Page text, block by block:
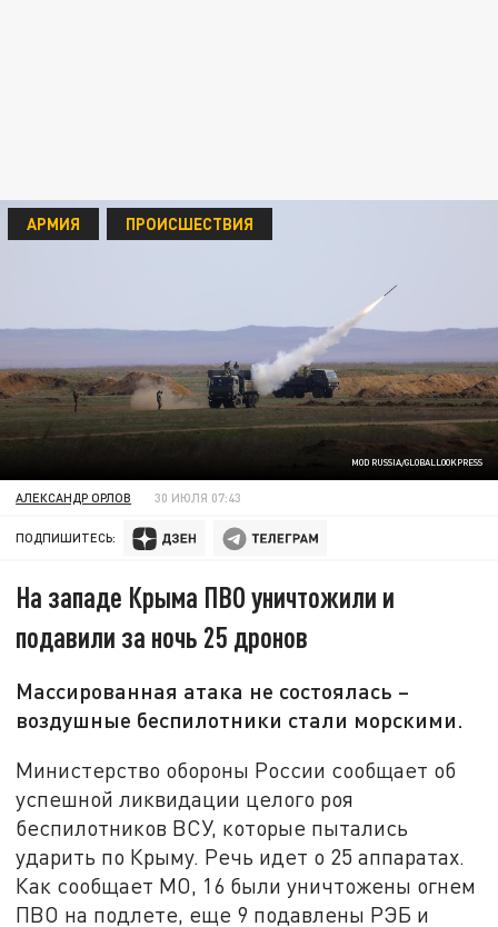
MOD RUSSIA/GLOBALLOOKPRESS
АРМИЯ ПРОИСШЕСТВИЯ
АЛЕКСАНДР ОРЛОВ 30 ИЮЛЯ 07:43
ПОДПИШИТЕСЬ:
На западе Крыма ПВО уничтожили и
подавили за ночь 25 дронов
Массированная атака не состоялась –
воздушные беспилотники стали морскими.
Министерство обороны России сообщает об
успешной ликвидации целого роя
беспилотников ВСУ, которые пытались
ударить по Крыму. Речь идет о 25 аппаратах.
Как сообщает МО, 16 были уничтожены огнем
ПВО на подлете, еще 9 подавлены РЭБ и